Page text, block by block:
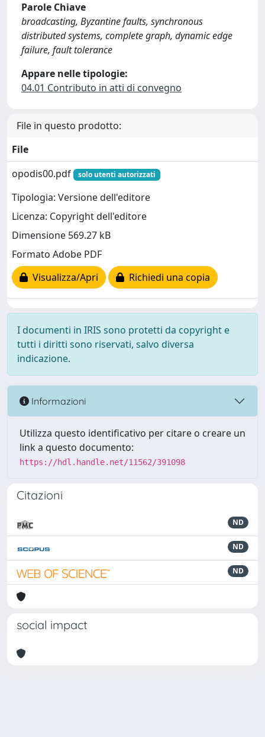
Parole Chiave
broadcasting, Byzantine faults, synchronous
distributed systems, complete graph, dynamic edge
failure, fault tolerance
Appare nelle tipologie:
04.01 Contributo in atti di convegno
File in questo prodotto:
File
opodis00.pdf
solo utenti autorizzati
Tipologia: Versione dell'editore
Licenza: Copyright dell'editore
Dimensione 569.27 kB
Formato Adobe PDF
Visualizza/Apri
Richiedi una copia
I documenti in IRIS sono protetti da copyright e
tutti i diritti sono riservati, salvo diversa
indicazione.
Informazioni
Utilizza questo identificativo per citare o creare un
link a questo documento:
https://hdl.handle.net/11562/391098
Citazioni
ND
ND
ND
social impact